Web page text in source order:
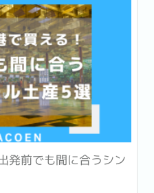
発前でも間に合うシン